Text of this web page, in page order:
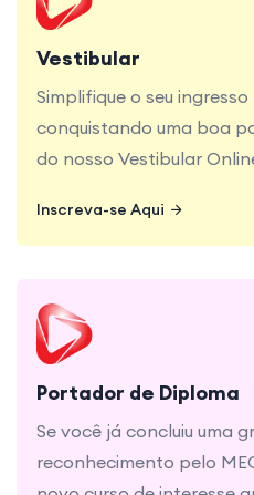
Vestibular
Simplifique o seu
do nosso Vestibular Online.
conquistando uma boa
do
Portador de Diploma
Se você já concluiu uma
reconhecimento pelo
novo curso de